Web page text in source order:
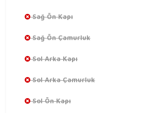
Sağ Ön Kapı
Sağ Ön Çamurluk
Sol Arka Kapı
Sol Arka Çamurluk
Sol Ön Kapı